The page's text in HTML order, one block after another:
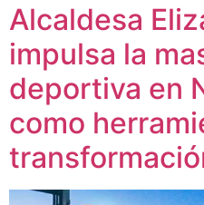
Alcaldesa
impulsa la
deportiva en
como